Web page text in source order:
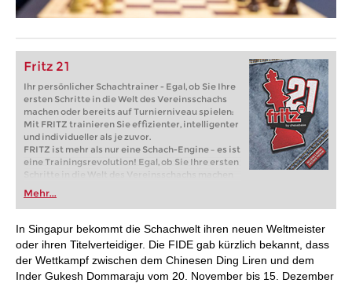
Fritz 21
Ihr persönlicher Schachtrainer - Egal, ob Sie Ihre
ersten Schritte in die Welt des Vereinsschachs
machen oder bereits auf Turnierniveau spielen:
Mit FRITZ trainieren Sie effizienter, intelligenter
und individueller als je zuvor.
FRITZ ist mehr als nur eine Schach-Engine – es ist
eine Trainingsrevolution! Egal, ob Sie Ihre ersten
Schritte in die Welt des Vereinsschachs machen
oder bereits auf Turnierniveau spielen: Mit
FRITZ trainieren Sie effizienter, intelligenter und
individueller als je zuvor.
Mehr...
In Singapur bekommt die Schachwelt ihren neuen Weltmeister
oder ihren Titelverteidiger. Die FIDE gab kürzlich bekannt, dass
der Wettkampf zwischen dem Chinesen Ding Liren und dem
Inder Gukesh Dommaraju vom 20. November bis 15. Dezember